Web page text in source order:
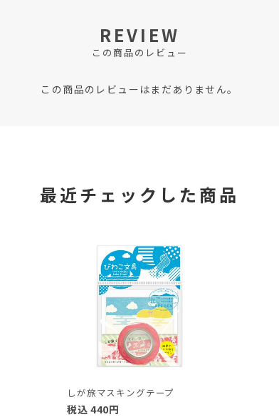
REVIEW
この商品のレビュー
この商品のレビューはまだありません。
最近チェックした商品
しが旅マスキングテープ
税込 440円